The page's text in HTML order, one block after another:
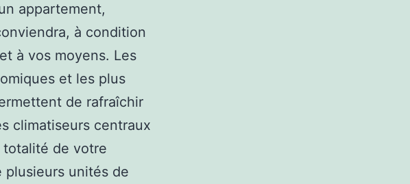
appartement,
à condition
à vos moyens. Les
et les plus
de rafraîchir
climatiseurs centraux
totalité de votre
unités de